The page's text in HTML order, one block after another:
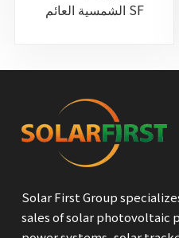
الشمسية العائم SF
Solar First Group
sales of solar photovoltaic